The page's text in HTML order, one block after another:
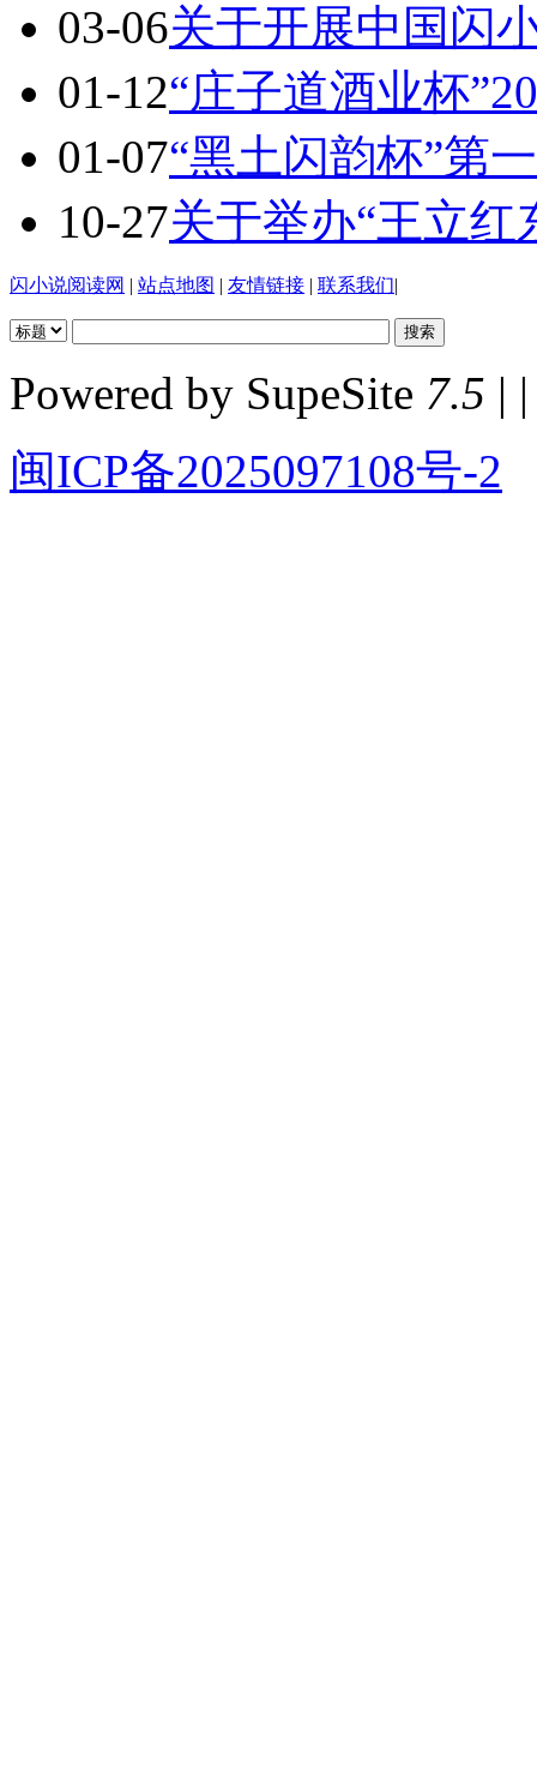
03-06关于开展中国闪
01-12“庄子道酒业杯
01-07“黑土闪韵杯”第
10-27关于举办“王立
闪小说阅读网 | 站点地图 | 友情链接 | 联系我们|
Powered by SupeSite 7.5 | |
闽ICP备2025097108号-2